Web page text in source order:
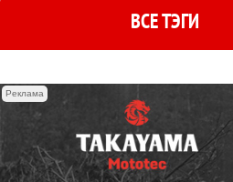
ВСЕ ТЭГИ
Реклама